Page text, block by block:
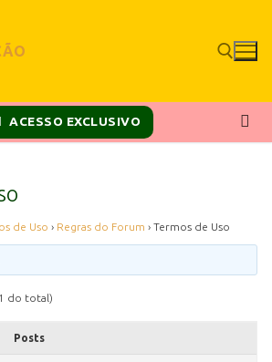
ACESSO EXCLUSIVO
de Uso › Regras do Forum › Termos de Uso
do total)
Posts